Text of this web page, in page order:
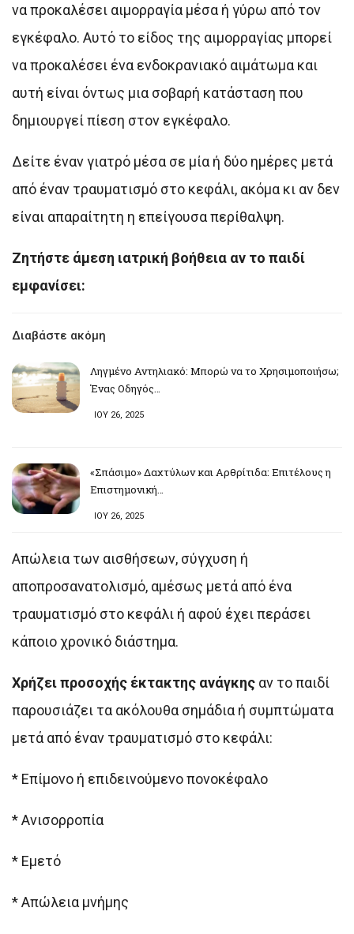
να προκαλέσει αιμορραγία μέσα ή γύρω από τον
εγκέφαλο. Αυτό το είδος της αιμορραγίας μπορεί
να προκαλέσει ένα ενδοκρανιακό αιμάτωμα και
αυτή είναι όντως μια σοβαρή κατάσταση που
δημιουργεί πίεση στον εγκέφαλο.
Δείτε έναν γιατρό μέσα σε μία ή δύο ημέρες μετά
από έναν τραυματισμό στο κεφάλι, ακόμα κι αν δεν
είναι απαραίτητη η επείγουσα περίθαλψη.
Ζητήστε άμεση ιατρική βοήθεια αν το παιδί
εμφανίσει:
Διαβάστε ακόμη
Ληγμένο Αντηλιακό: Μπορώ να το Χρησιμοποιήσω;
Ένας Οδηγός…
ΙΟΥ 26, 2025
«Σπάσιμο» Δαχτύλων και Αρθρίτιδα: Επιτέλους η
Επιστημονική…
ΙΟΥ 26, 2025
Απώλεια των αισθήσεων, σύγχυση ή
αποπροσανατολισμό, αμέσως μετά από ένα
τραυματισμό στο κεφάλι ή αφού έχει περάσει
κάποιο χρονικό διάστημα.
Χρήζει προσοχής έκτακτης ανάγκης αν το παιδί
παρουσιάζει τα ακόλουθα σημάδια ή συμπτώματα
μετά από έναν τραυματισμό στο κεφάλι:
* Επίμονο ή επιδεινούμενο πονοκέφαλο
* Ανισορροπία
* Εμετό
* Απώλεια μνήμης